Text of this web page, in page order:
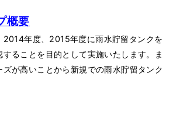
概要
2014年度、2015年度に雨水貯留タンクを
ることを目的として実施いたします。ま
が高いことから新規での雨水貯留タンク